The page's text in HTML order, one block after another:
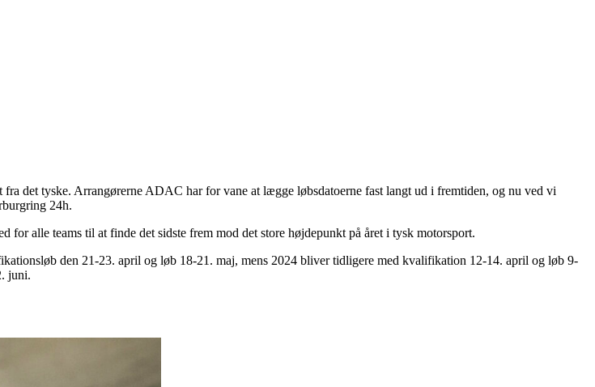
det tyske. Arrangørerne ADAC har for vane at lægge løbsdatoerne fast langt ud i fremtiden, og nu ved vi
24h.
alle teams til at finde det sidste frem mod det store højdepunkt på året i tysk motorsport.
den 21-23. april og løb 18-21. maj, mens 2024 bliver tidligere med kvalifikation 12-14. april og løb 9-
juni.